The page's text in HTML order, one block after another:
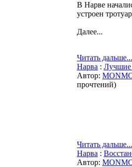
В Нарве
устроен
Далее...
Читать дальше...
Нарва : Лучшие
Автор:
прочтений)
Читать дальше...
Нарва :
Автор: